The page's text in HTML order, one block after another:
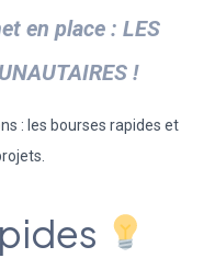
en place : LES
!
: les bourses rapides et